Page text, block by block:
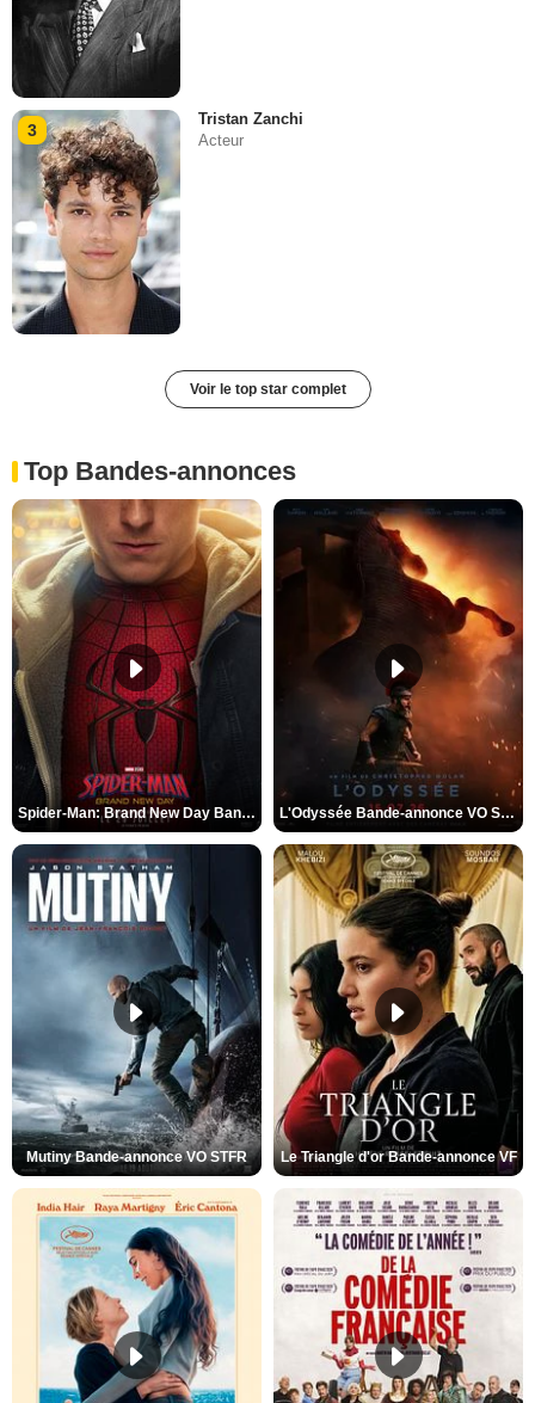
3
Tristan Zanchi
Acteur
Voir le top star complet
Top Bandes-annonces
Spider-Man: Brand New Day Bande-annonce VO STFR L'Odyssée Bande-annonce VO STFR
Mutiny Bande-annonce VO STFR Le Triangle d'or Bande-annonce VF